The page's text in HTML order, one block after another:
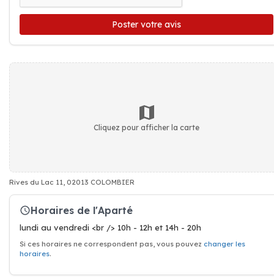
Poster votre avis
Cliquez pour afficher la carte
Rives du Lac 11, 02013 COLOMBIER
Horaires de l'Aparté
lundi au vendredi <br /> 10h - 12h et 14h - 20h
Si ces horaires ne correspondent pas, vous pouvez changer les
horaires.